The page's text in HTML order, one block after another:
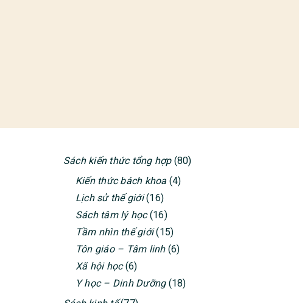
PRIMARY
SIDEBAR
Sách kiến thức tổng hợp(80)
Kiến thức bách khoa (4)
Lịch sử thế giới(16)
Sách tâm lý học(16)
Tầm nhìn thế giới(15)
Tôn giáo – Tâm linh(6)
Xã hội học(6)
Y học – Dinh Dưỡng(18)